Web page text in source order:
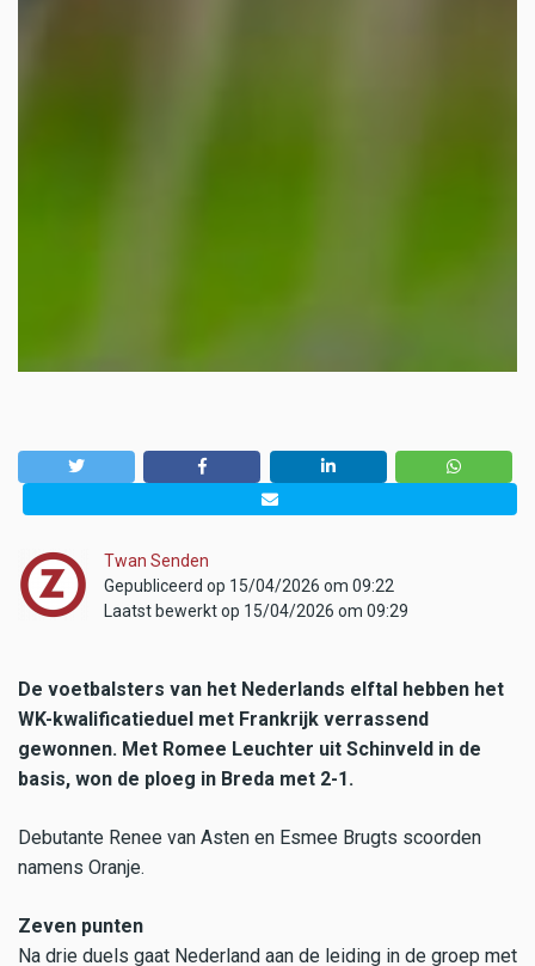
Twan Senden
Gepubliceerd op 15/04/2026 om 09:22
Laatst bewerkt op 15/04/2026 om 09:29
De voetbalsters van het Nederlands elftal hebben het
WK-kwalificatieduel met Frankrijk verrassend
gewonnen. Met Romee Leuchter uit Schinveld in de
basis, won de ploeg in Breda met 2-1.
Debutante Renee van Asten en Esmee Brugts scoorden
namens Oranje.
Zeven punten
Na drie duels gaat Nederland aan de leiding in de groep met